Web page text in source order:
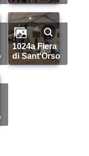
1024a Fiera
di Sant'Orso